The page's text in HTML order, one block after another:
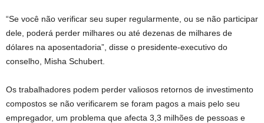
“Se você não verificar seu super regularmente, ou se não participar
dele, poderá perder milhares ou até dezenas de milhares de
dólares na aposentadoria”, disse o presidente-executivo do
conselho, Misha Schubert.
Os trabalhadores podem perder valiosos retornos de investimento
compostos se não verificarem se foram pagos a mais pelo seu
empregador, um problema que afecta 3,3 milhões de pessoas e